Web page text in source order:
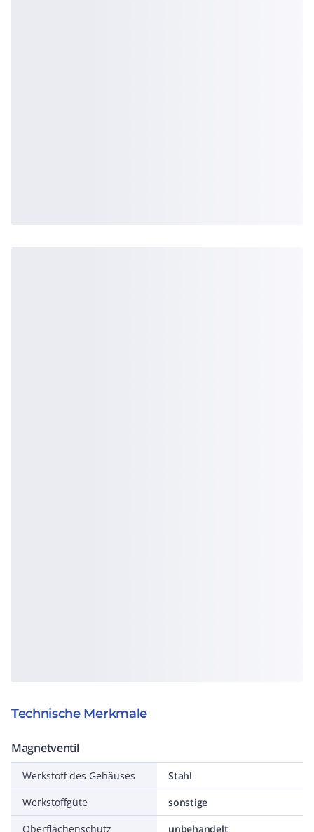
Technische Merkmale
Magnetventil
Werkstoff des Gehäuses
Stahl
Werkstoffgüte
sonstige
Oberflächenschutz
unbehandelt